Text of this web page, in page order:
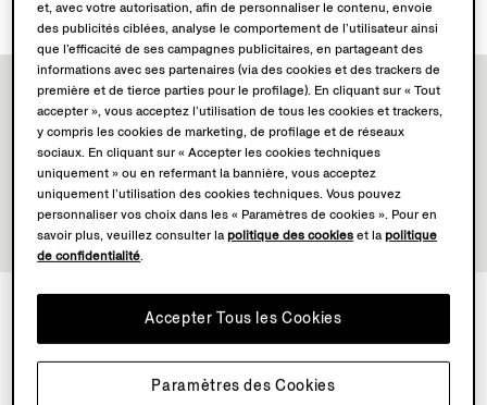
NEWSLETTER
Inscrivez-vous à notre newsletter pour profiter de
et, avec votre autorisation, afin de personnaliser le contenu, envoie
des publicités ciblées, analyse le comportement de l’utilisateur ainsi
que l’efficacité de ses campagnes publicitaires, en partageant des
informations avec ses partenaires (via des cookies et des trackers de
première et de tierce parties pour le profilage). En cliquant sur « Tout
accepter », vous acceptez l’utilisation de tous les cookies et trackers,
y compris les cookies de marketing, de profilage et de réseaux
sociaux. En cliquant sur « Accepter les cookies techniques
uniquement » ou en refermant la bannière, vous acceptez
uniquement l’utilisation des cookies techniques. Vous pouvez
personnaliser vos choix dans les « Paramètres de cookies ». Pour en
savoir plus, veuillez consulter lapolitique des cookies et lapolitique
de confidentialité.
Accepter Tous les Cookies
Paramètres des Cookies